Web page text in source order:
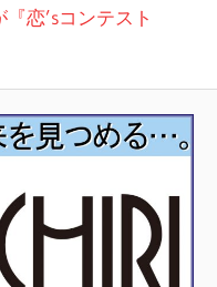
恋’sコンテスト